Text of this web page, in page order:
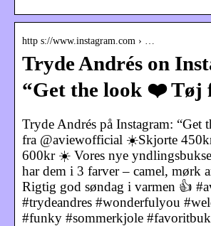
http s://www.instagram.com › …
Tryde Andrés on
“Get the look ❤️
Tryde Andrés på Instagram:
fra @aviewofficial ☀️Skjorte
600kr ☀️ Vores nye
har dem i 3 farver – camel, mørk
Rigtig god søndag i varmen 👍
#trydeandres #wonderfulyou
#funky #sommerkjole